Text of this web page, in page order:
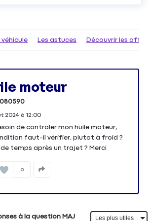
Les astuces Découvrir les
moteur
2024à 12:00
de controler mon huile moteur,
faut-il vérifier, plutot à froid ?
temps après un trajet ? Merci
0
à la question MAJ